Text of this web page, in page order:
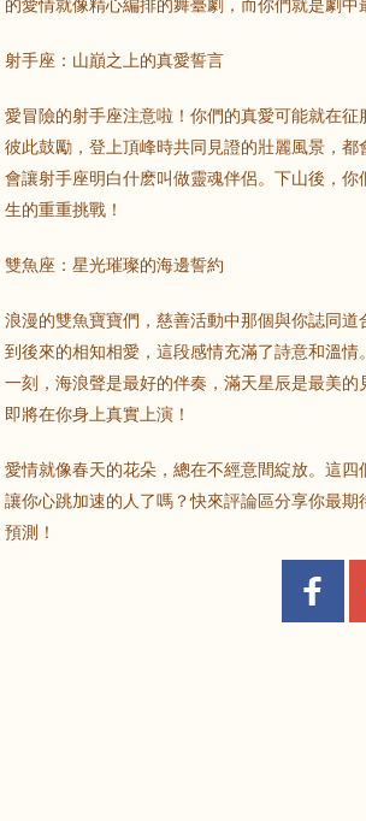
的愛情就像精心編排的舞臺劇，而你們就是劇中
射手座：山巔之上的真愛誓言
愛冒險的射手座注意啦！你們的真愛可能就在
彼此鼓勵，登上頂峰時共同見證的壯麗風景，
會讓射手座明白什麽叫做靈魂伴侶。下山後，
生的重重挑戰！
雙魚座：星光璀璨的海邊誓約
浪漫的雙魚寶寶們，慈善活動中那個與你誌同
到後來的相知相愛，這段感情充滿了詩意和溫
一刻，海浪聲是最好的伴奏，滿天星辰是最美
即將在你身上真實上演！
愛情就像春天的花朵，總在不經意間綻放。這
讓你心跳加速的人了嗎？快來評論區分享你最
預測！